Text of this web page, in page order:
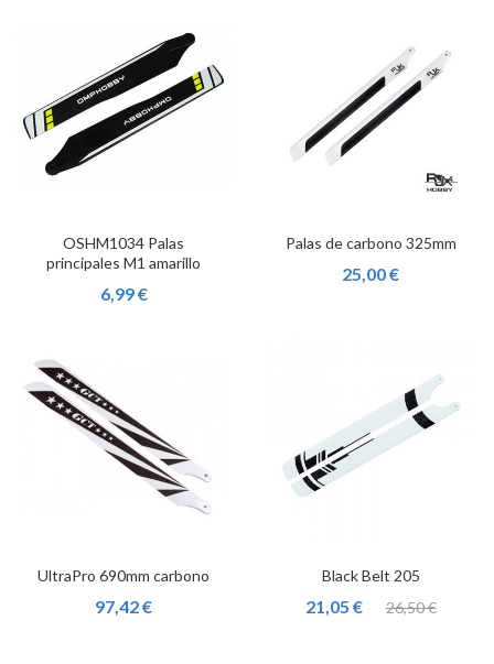
OSHM1034 Palas
principales M1 amarillo
6,99 €
Palas de carbono 325mm
25,00 €
UltraPro 690mm carbono
97,42 €
Black Belt 205
21,05 € 26,50 €